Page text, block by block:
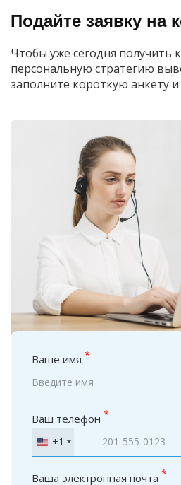
Подайте заявку на
Чтобы уже сегодня получить
персональную стратегию
заполните короткую анкету
Ваше имя *
Ваш телефон *
United
States
+1
+1
Ваша электронная почта *